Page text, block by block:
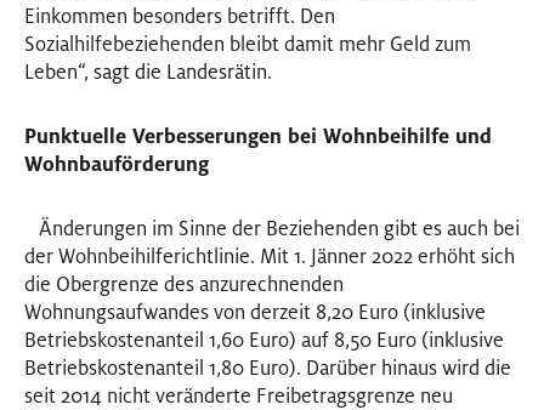
Einkommen besonders betrifft. Den
Sozialhilfebeziehenden bleibt damit mehr Geld zum
Leben“, sagt die Landesrätin.
Punktuelle Verbesserungen bei Wohnbeihilfe und
Wohnbauförderung
Änderungen im Sinne der Beziehenden gibt es auch bei
der Wohnbeihilferichtlinie. Mit 1. Jänner 2022 erhöht sich
die Obergrenze des anzurechnenden
Wohnungsaufwandes von derzeit 8,20 Euro (inklusive
Betriebskostenanteil 1,60 Euro) auf 8,50 Euro (inklusive
Betriebskostenanteil 1,80 Euro). Darüber hinaus wird die
seit 2014 nicht veränderte Freibetragsgrenze neu